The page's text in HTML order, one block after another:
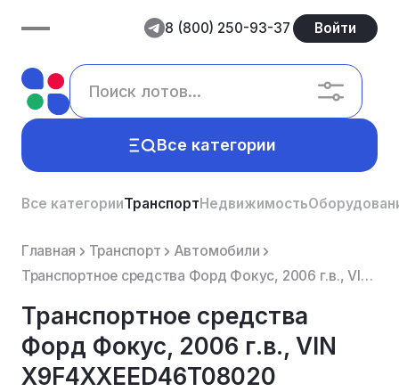
8 (800) 250-93-37 Войти
Все категории
Все категорииТранспортНедвижимость
Главная Транспорт
Автомобили
Транспортное средства Форд Фокус, 2006 г.в., VIN X9F4XXEED46T08020 (совместное имущество супругов, з...
Транспортное средства
Форд Фокус, 2006 г.в., VIN
X9F4XXEED46T08020